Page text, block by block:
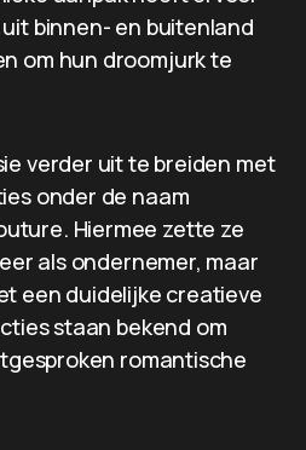
binnen- en buitenland
om hun droomjurk te
verder uit te breiden met
onder de naam
Hiermee zette ze
als ondernemer, maar
een duidelijke creatieve
staan bekend om
romantische